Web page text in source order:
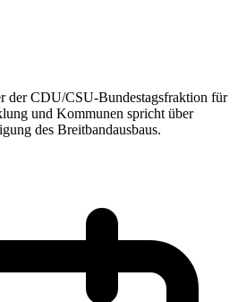
der CDU/CSU-Bundestagsfraktion für
und Kommunen spricht über
des Breitbandausbaus.